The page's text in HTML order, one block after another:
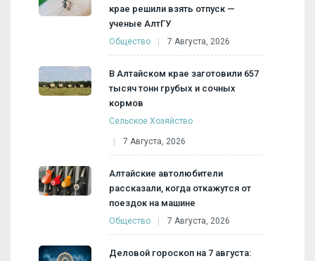
крае решили взять отпуск —
ученые АлтГУ
Общество 7 Августа, 2026
В Алтайском крае заготовили 657
тысяч тонн грубых и сочных
кормов
Сельское Хозяйство
7 Августа, 2026
Алтайские автолюбители
рассказали, когда откажутся от
поездок на машине
Общество 7 Августа, 2026
Деловой гороскоп на 7 августа: